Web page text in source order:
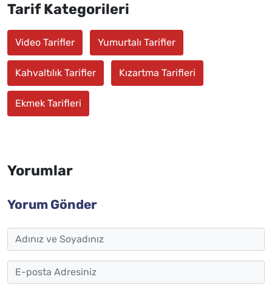
Tarif Kategorileri
Video Tarifler Yumurtalı Tarifler
Kahvaltılık Tarifler Kızartma Tarifleri
Ekmek Tarifleri
Yorumlar
Yorum Gönder